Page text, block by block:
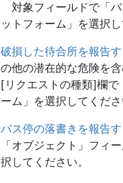
対象フィールドで「
ットフォーム」を選択
破損した待合所を報告す
の他の潜在的な危険を含
[リクエストの種類]欄
ーム」を選択してくださ
バス停の落書きを報告す
「オブジェクト」フィ
択してください。